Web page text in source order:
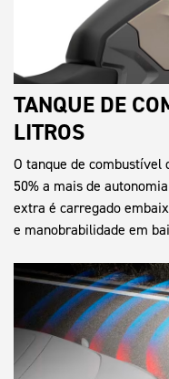
TANQUE DE
LITROS
O tanque de
50% a mais de
extra é carregado
e manobrabilidade em